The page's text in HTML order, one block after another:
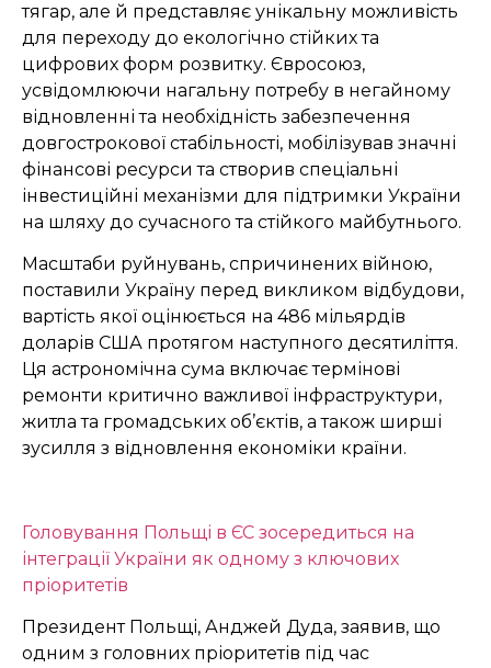
тягар, але й представляє унікальну можливість
для переходу до екологічно стійких та
цифрових форм розвитку. Євросоюз,
усвідомлюючи нагальну потребу в негайному
відновленні та необхідність забезпечення
довгострокової стабільності, мобілізував значні
фінансові ресурси та створив спеціальні
інвестиційні механізми для підтримки України
на шляху до сучасного та стійкого майбутнього.
Масштаби руйнувань, спричинених війною,
поставили Україну перед викликом відбудови,
вартість якої оцінюється на 486 мільярдів
доларів США протягом наступного десятиліття.
Ця астрономічна сума включає термінові
ремонти критично важливої інфраструктури,
житла та громадських об’єктів, а також ширші
зусилля з відновлення економіки країни.
Головування Польщі в ЄС зосередиться на
інтеграції України як одному з ключових
пріоритетів
Президент Польщі, Анджей Дуда, заявив, що
одним з головних пріоритетів під час